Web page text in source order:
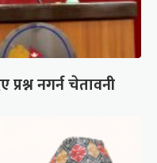
प्रश्न नगर्न चेतावनी